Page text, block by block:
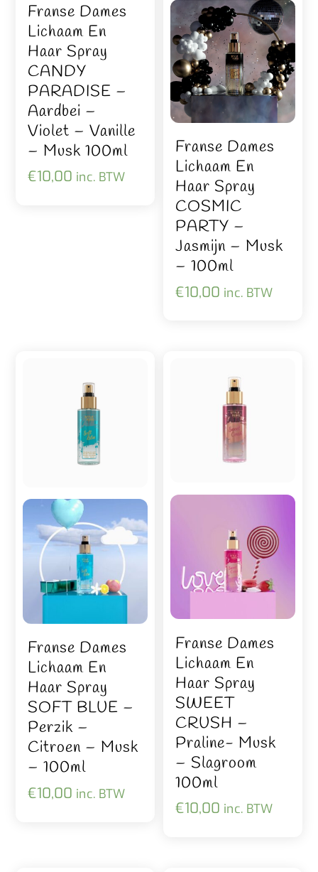
Franse Dames
Lichaam En
Haar Spray
CANDY
PARADISE –
Aardbei –
Violet – Vanille
– Musk 100ml
€10,00 inc. BTW
Franse Dames
Lichaam En
Haar Spray
COSMIC
PARTY –
Jasmijn – Musk
– 100ml
€10,00 inc. BTW
Franse Dames
Lichaam En
Haar Spray
SOFT BLUE –
Perzik –
Citroen – Musk
– 100ml
€10,00 inc. BTW
Franse Dames
Lichaam En
Haar Spray
SWEET
CRUSH –
Praline- Musk
– Slagroom
100ml
€10,00 inc. BTW